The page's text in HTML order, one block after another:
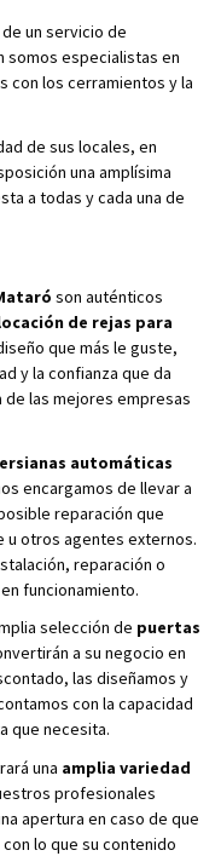
un servicio de
somos especialistas en
con los cerramientos y la
de sus locales, en
una amplísima
a todas y cada una de
son auténticos
de rejas para
que más le guste,
y la confianza que da
las mejores empresas
automáticas
encargamos de llevar a
reparación que
u otros agentes externos.
reparación o
funcionamiento.
selección de puertas
a su negocio en
las diseñamos y
con la capacidad
que necesita.
una amplia variedad
profesionales
apertura en caso de que
lo que su contenido